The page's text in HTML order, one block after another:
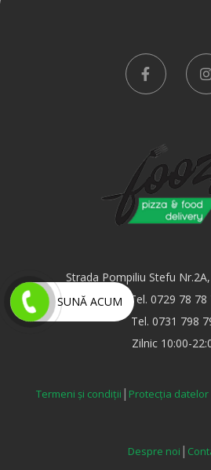
Strada Pompiliu Stefu
Tel. 0729 78 78
Tel. 0731 798
Zilnic 10:00-
Termeni și condiții | Protecția datelor
Despre noi |
SUNĂ ACUM